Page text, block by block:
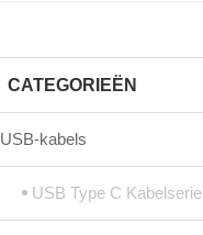
CATEGORIEËN
USB-kabels
USB Type C Kabelserie